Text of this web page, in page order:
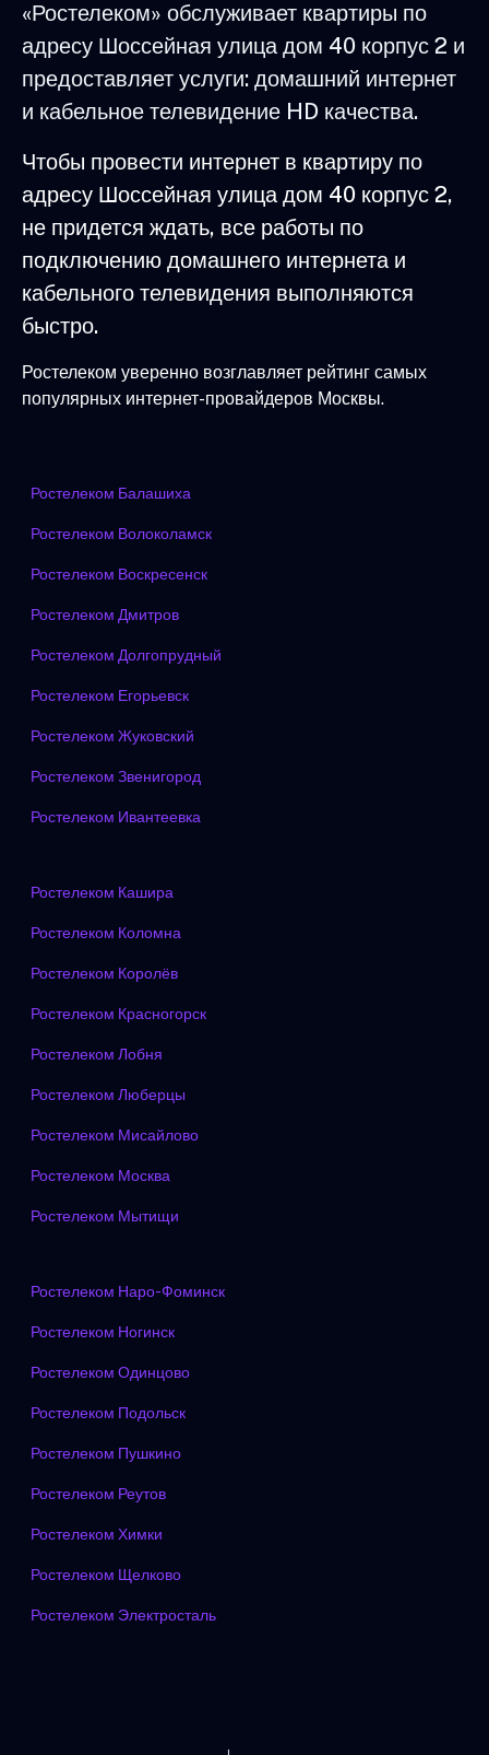
«Ростелеком» обслуживает квартиры по
адресу Шоссейная улица дом 40 корпус 2 и
предоставляет услуги: домашний интернет
и кабельное телевидение HD качества.
Чтобы провести интернет в квартиру по
адресу Шоссейная улица дом 40 корпус 2,
не придется ждать, все работы по
подключению домашнего интернета и
кабельного телевидения выполняются
быстро.
Ростелеком уверенно возглавляет рейтинг самых
популярных интернет-провайдеров Москвы.
Ростелеком Балашиха
Ростелеком Волоколамск
Ростелеком Воскресенск
Ростелеком Дмитров
Ростелеком Долгопрудный
Ростелеком Егорьевск
Ростелеком Жуковский
Ростелеком Звенигород
Ростелеком Ивантеевка
Ростелеком Кашира
Ростелеком Коломна
Ростелеком Королёв
Ростелеком Красногорск
Ростелеком Лобня
Ростелеком Люберцы
Ростелеком Мисайлово
Ростелеком Москва
Ростелеком Мытищи
Ростелеком Наро-Фоминск
Ростелеком Ногинск
Ростелеком Одинцово
Ростелеком Подольск
Ростелеком Пушкино
Ростелеком Реутов
Ростелеком Химки
Ростелеком Щелково
Ростелеком Электросталь